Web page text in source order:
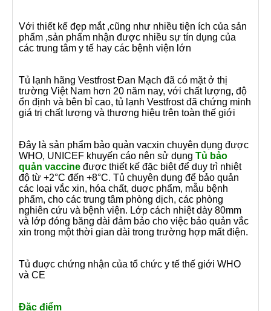
Với thiết kế đẹp mắt ,cũng như nhiều tiện ích của sản
phẩm ,sản phẩm nhận được nhiều sự tín dụng của
các trung tâm y tế hay các bệnh viện lớn
Tủ lạnh hãng Vestfrost Đan Mạch đã có mặt ở thị
trường Việt Nam hơn 20 năm nay, với chất lượng, độ
ổn định và bên bỉ cao, tủ lạnh Vestfrost đã chứng minh
giá trị chất lượng và thương hiệu trên toàn thế giới
Đây là sản phẩm bảo quản vacxin chuyên dụng được
WHO, UNICEF khuyến cáo nên sử dụng Tủ bảo
quản vaccine được thiết kế đặc biệt để duy trì nhiệt
độ từ +2°C đến +8°C. Tủ chuyên dụng để bảo quản
các loại vắc xin, hóa chất, duợc phẩm, mẫu bệnh
phẩm, cho các trung tâm phòng dịch, các phòng
nghiên cứu và bệnh viện. Lớp cách nhiệt dày 80mm
và lớp đóng băng dài đảm bảo cho việc bảo quản vắc
xin trong một thời gian dài trong trường hợp mất điện.
Tủ đuợc chứng nhận của tổ chức y tế thế giới WHO
và CE
Đặc điểm